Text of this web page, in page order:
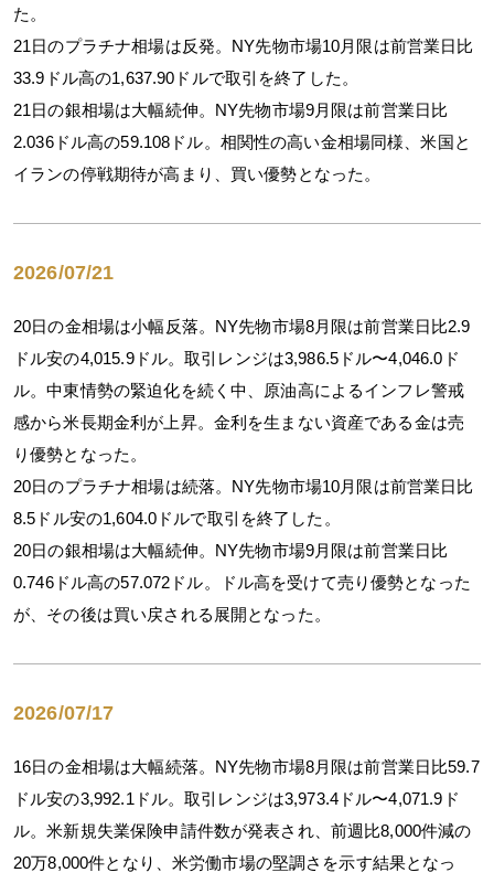
た。
21日のプラチナ相場は反発。NY先物市場10月限は前営業日比
33.9ドル高の1,637.90ドルで取引を終了した。
21日の銀相場は大幅続伸。NY先物市場9月限は前営業日比
2.036ドル高の59.108ドル。相関性の高い金相場同様、米国と
イランの停戦期待が高まり、買い優勢となった。
2026/07/21
20日の金相場は小幅反落。NY先物市場8月限は前営業日比2.9
ドル安の4,015.9ドル。取引レンジは3,986.5ドル〜4,046.0ド
ル。中東情勢の緊迫化を続く中、原油高によるインフレ警戒
感から米長期金利が上昇。金利を生まない資産である金は売
り優勢となった。
20日のプラチナ相場は続落。NY先物市場10月限は前営業日比
8.5ドル安の1,604.0ドルで取引を終了した。
20日の銀相場は大幅続伸。NY先物市場9月限は前営業日比
0.746ドル高の57.072ドル。ドル高を受けて売り優勢となった
が、その後は買い戻される展開となった。
2026/07/17
16日の金相場は大幅続落。NY先物市場8月限は前営業日比59.7
ドル安の3,992.1ドル。取引レンジは3,973.4ドル〜4,071.9ド
ル。米新規失業保険申請件数が発表され、前週比8,000件減の
20万8,000件となり、米労働市場の堅調さを示す結果となっ